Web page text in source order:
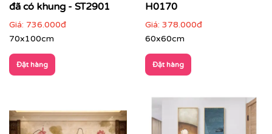
đã có khung - ST2901
Giá: 736.000đ
70x100cm
Đặt hàng
H0170
Giá: 378.000đ
60x60cm
Đặt hàng